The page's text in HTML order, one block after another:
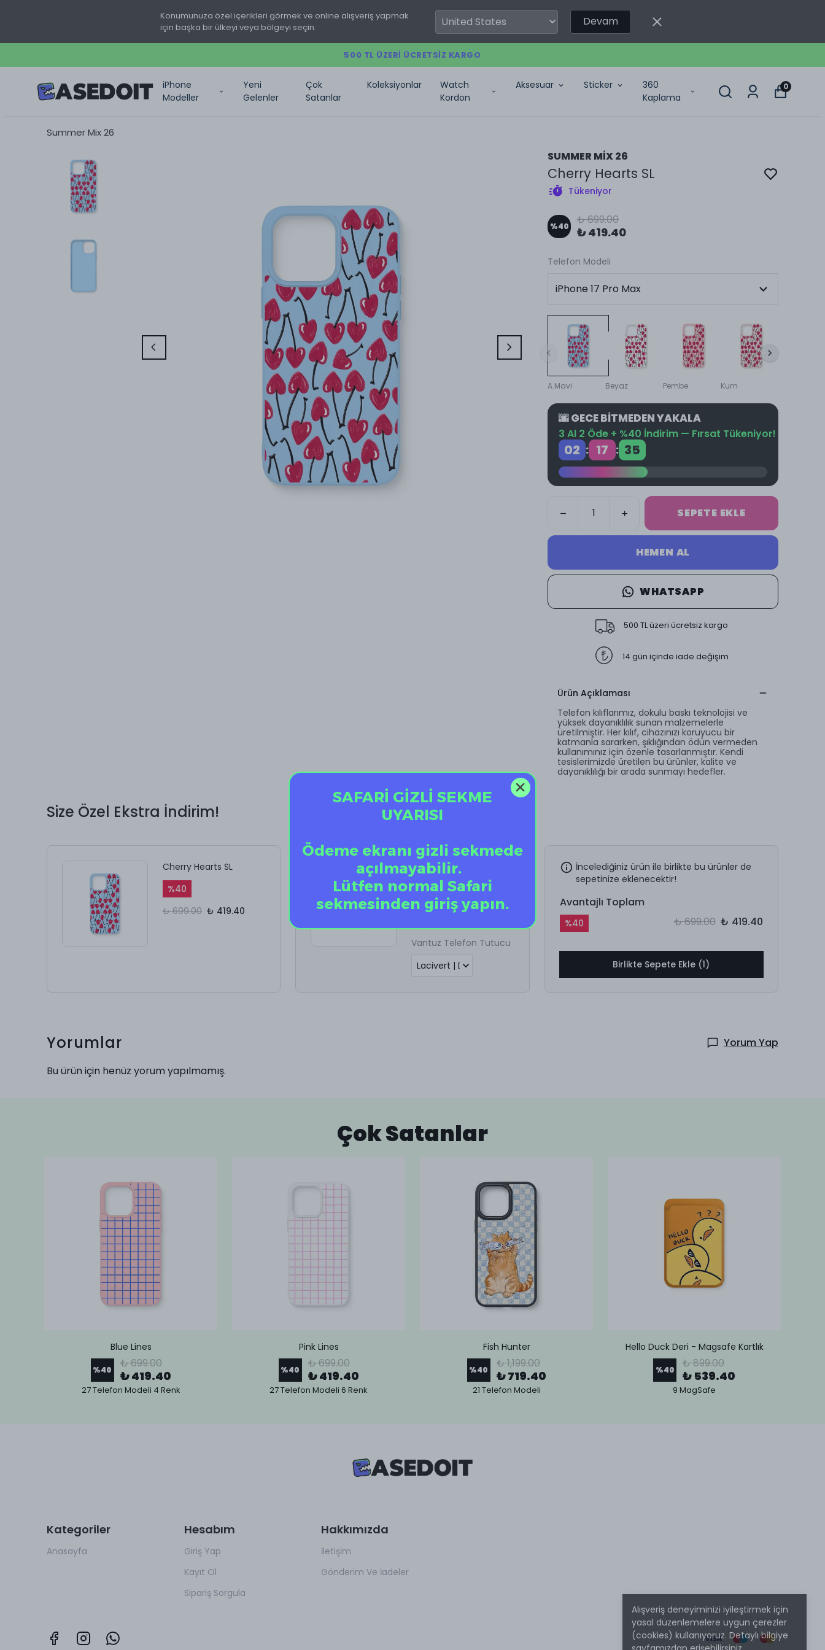
Konumunuza özel içerikleri görmek ve online alışveriş yapmak
için başka bir ülkeyi veya bölgeyi seçin.
Devam
500 TL ÜZERI ÜCRETSIZ KARGO
iPhone
Modeller
Yeni
Gelenler
Çok
Satanlar
Koleksiyonlar
Watch
Kordon
Aksesuar Sticker
360
Kaplama
0
Alışveriş deneyiminizi iyileştirmek için
yasal düzenlemelere uygun çerezler
(cookies) kullanıyoruz. Detaylı bilgiye
Summer Mix 26
SUMMER MİX 26
Cherry Hearts SL
Tükeniyor
%40 ₺ 699.00
₺ 419.40
Telefon Modeli
A.Mavi Beyaz Pembe Kum
🌆 GECE BİTMEDEN YAKALA
3 Al 2 Öde + %40 İndirim — Fırsat Tükeniyor!
02 : 17 : 34
SEPETE EKLE
HEMEN AL
WHATSAPP
500 TL üzeri ücretsiz kargo
14 gün içinde iade değişim
Ürün Açıklaması
Telefon kılıflarımız, dokulu baskı teknolojisi ve
yüksek dayanıklılık sunan malzemelerle
üretilmiştir. Her kılıf, cihazınızı koruyucu bir
katmanla sararken, şıklığından ödün vermeden
kullanımınız için özenle tasarlanmıştır. Kendi
tesislerimizde üretilen bu ürünler, kalite ve
dayanıklılığı bir arada sunmayı hedefler.
Size Özel Ekstra İndirim!
Cherry Hearts SL
%40
₺ 699.00 ₺ 419.40
Vantuz Telefon
Tutucu
% 60
Vantuz Telefon Tutucu
İncelediğiniz ürün ile birlikte bu ürünler de
sepetinize eklenecektir!
Avantajlı Toplam
%40 ₺ 699.00 ₺ 419.40
Birlikte Sepete Ekle (1)
Yorumlar
Yorum Yap
Bu ürün için henüz yorum yapılmamış.
Çok Satanlar
Blue Lines
%40 ₺ 699.00
₺ 419.40
27 Telefon Modeli 4 Renk
Pink Lines
%40 ₺ 699.00
₺ 419.40
27 Telefon Modeli 6 Renk
Fish Hunter
%40 ₺ 1,199.00
₺ 719.40
21 Telefon Modeli
Hello Duck Deri - Magsafe Kartlık
%40 ₺ 899.00
₺ 539.40
9 MagSafe
Kategoriler
Anasayfa
Hesabım
Giriş Yap
Kayıt Ol
Sipariş Sorgula
Hakkımızda
İletişim
Gönderim Ve İadeler
SAFARİ GİZLİ SEKME
UYARISI
Ödeme ekranı gizli sekmede
açılmayabilir.
Lütfen normal Safari
sekmesinden giriş yapın.